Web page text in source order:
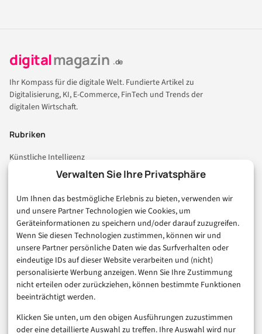
Verwalten Sie Ihre Privatsphäre
Um Ihnen das bestmögliche Erlebnis zu bieten, verwenden wir
und unsere Partner Technologien wie Cookies, um
Geräteinformationen zu speichern und/oder darauf zuzugreifen.
Wenn Sie diesen Technologien zustimmen, können wir und
unsere Partner persönliche Daten wie das Surfverhalten oder
eindeutige IDs auf dieser Website verarbeiten und (nicht)
personalisierte Werbung anzeigen. Wenn Sie Ihre Zustimmung
nicht erteilen oder zurückziehen, können bestimmte Funktionen
beeinträchtigt werden.
Klicken Sie unten, um den obigen Ausführungen zuzustimmen
oder eine detaillierte Auswahl zu treffen. Ihre Auswahl wird nur
digitalmagazin .de
Ihr Kompass für die digitale Welt. Fundierte Artikel zu
Digitalisierung, KI, E-Commerce, FinTech und Trends der
digitalen Wirtschaft.
Rubriken
Künstliche Intelligenz
Technologie & IT
Consumer & Digital Life
Marketing
Finanzen & FinTech
Business & Karriere
Sicherheit & Recht
Digitalisierung
Marketing
Magazin